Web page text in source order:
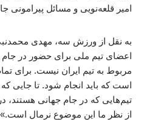
امیر قلعه‌نویی و مسائل پیرامونی
به نقل از ورزش سه، مهدی
اعضای تیم ملی برای حضور در جام
مربوط به تیم ایران نیست. برای
است که باید انجام شود. تا جایی که
تیم‌هایی که در جام جهانی هستند،
از نظر ما این موضوع نرمال است.»